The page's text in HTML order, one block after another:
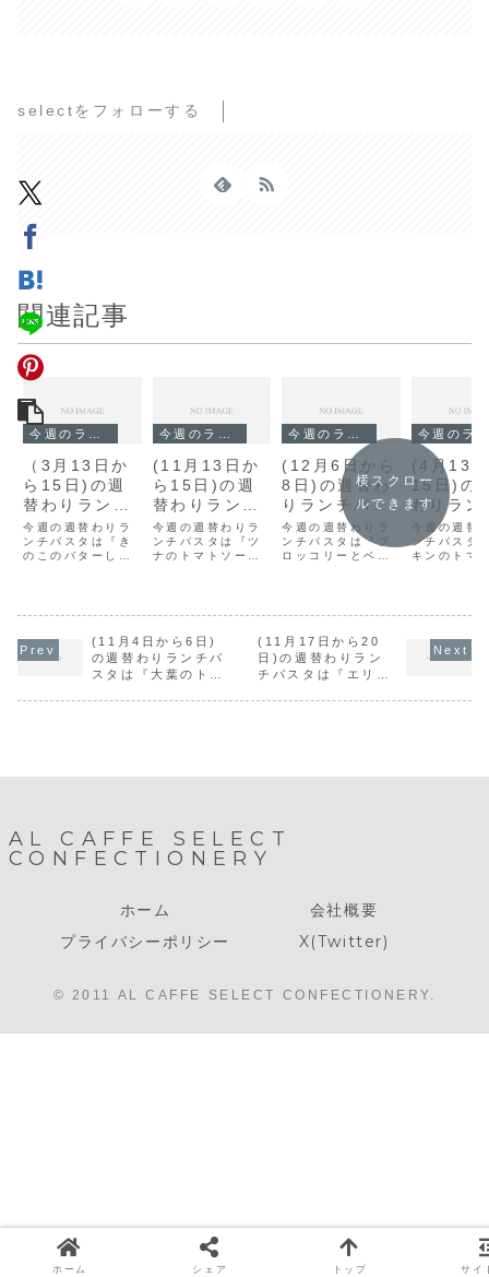
selectをフォローする
関連記事
（3月13日か
ら15日)の週
替わりランチ
パスタは『き
のこのバター
しょう油』で
今週の週替わりラ
ンチパスタは『き
のこのバターしょ
(11月13日か
ら15日)の週
替わりランチ
パスタは『ツ
ナのトマトソ
ース』です。
今週の週替わりラ
ンチパスタは『ツ
ナのトマトソー
(12月6日から
8日)の週替わ
りランチパス
タは『ブロッ
コリーとベー
コンのペペロ
今週の週替わりラ
ンチパスタは『ブ
ロッコリーとベー
(4月13
15日)の
わりラン
スタは『
ンのトマ
ース』で
今週の週替
ンチパスタ
キンのトマ
横スクロー
ルできます
(11月4日から6日)
の週替わりランチパ
スタは『大葉のトマ
(11月17日から20
日)の週替わりラン
チパスタは『エリン
AL CAFFE SELECT
CONFECTIONERY
ホーム
会社概要
プライバシーポリシー
X(Twitter)
© 2011 AL CAFFE SELECT CONFECTIONERY.
ホーム シェア トップ サイ